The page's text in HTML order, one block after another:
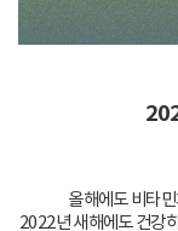
올해에도 비타
2022년 새해에도 건강